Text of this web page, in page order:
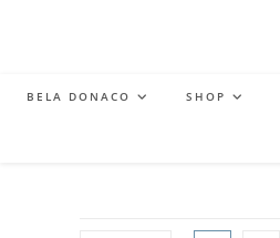
BELA DONACO SHOP